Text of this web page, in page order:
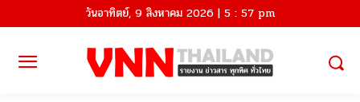
วันอาทิตย์, 9 สิงหาคม 2026 | 5 : 57 pm